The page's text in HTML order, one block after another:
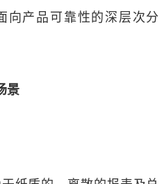
向产品可靠性的深层次分
景